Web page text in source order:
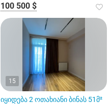
100 500 $
15
იყიდება 2 ოთახიანი ბინას 51მ²